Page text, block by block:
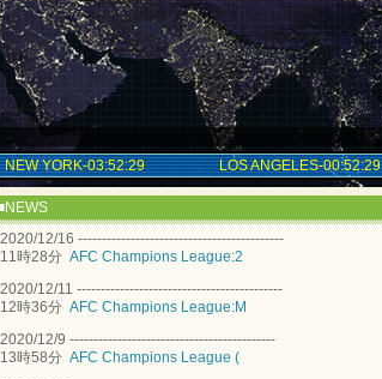
NEW YORK-03:52:30 LOS ANGELES-00:52:30
2020/12/16 -------------------------------------------
11時28分 AFC Champions League:2
2020/12/11 -------------------------------------------
12時36分 AFC Champions League:M
2020/12/9 -------------------------------------------
13時58分 AFC Champions League (